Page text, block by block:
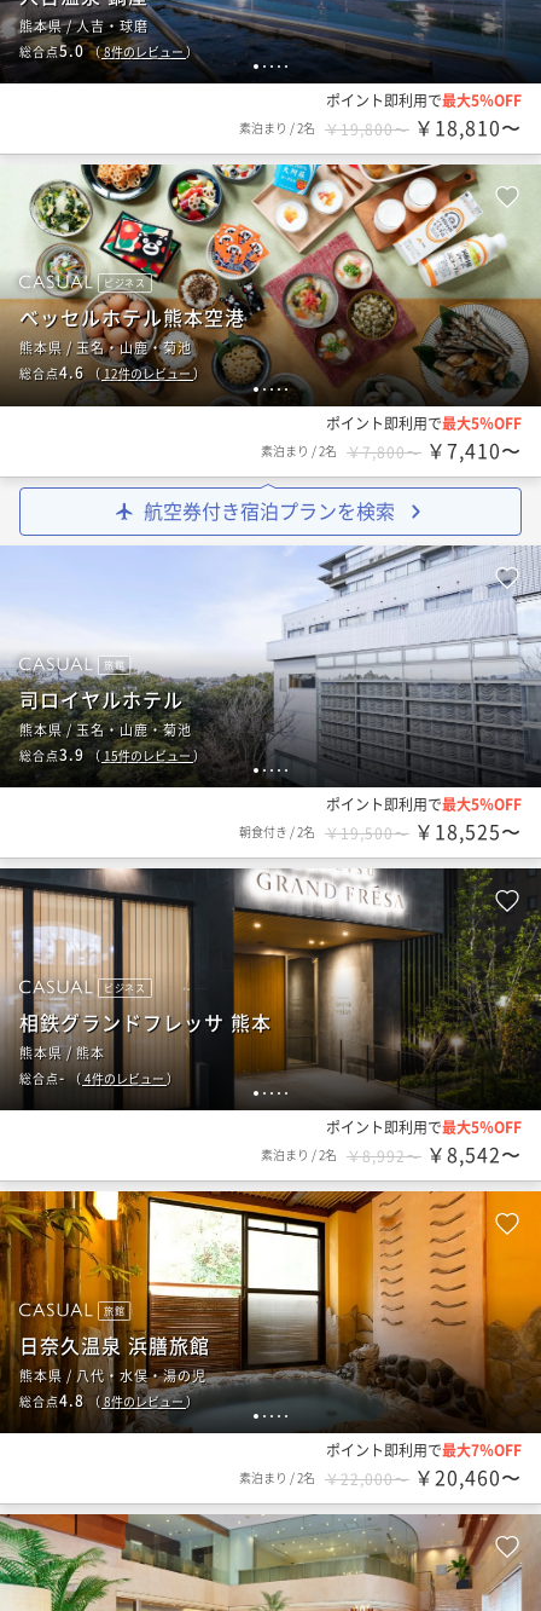
1 23 4 5
熊本県 / 人吉・球磨
総合点5.0（8件のレビュー）
ポイント即利用で最大5％OFF
素泊まり /2名 ￥19,800〜 ￥18,810〜
12345
ビジネス
ベッセルホテル熊本空港
熊本県 / 玉名・山鹿・菊池
総合点4.6 （ 12件のレビュー）
ポイント即利用で最大5％OFF
素泊まり /2名 ￥7,800〜 ￥7,410〜
航空券付き宿泊プランを検索
1 2 3 4 5
旅館
司ロイヤルホテル
熊本県 / 玉名・山鹿・菊池
総合点3.9（ 15件のレビュー）
ポイント即利用で最大5％OFF
朝食付き /2名 ￥19,500〜 ￥18,525〜
1 2 3 4 5
ビジネス
相鉄グランドフレッサ 熊本
熊本県 / 熊本
総合点-（4件のレビュー）
ポイント即利用で最大5％OFF
素泊まり /2名 ￥8,992〜 ￥8,542〜
1 2 3 4 5
旅館
日奈久温泉 浜膳旅館
熊本県 / 八代・水俣・湯の児
総合点4.8（ 8件のレビュー）
ポイント即利用で最大7％OFF
素泊まり /2名 ￥22,000〜 ￥20,460〜